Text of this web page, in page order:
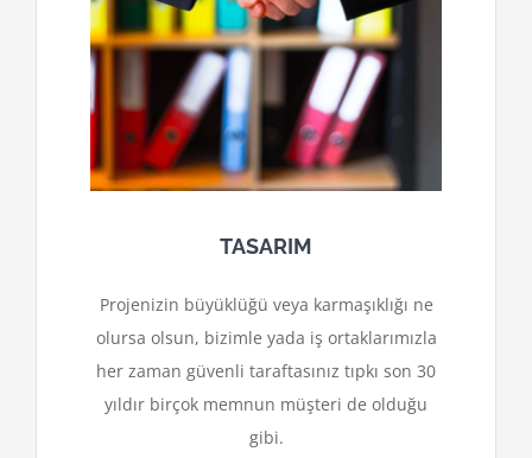
TASARIM
Projenizin büyüklüğü veya karmaşıklığı ne
olursa olsun, bizimle yada iş ortaklarımızla
her zaman güvenli taraftasınız tıpkı son 30
yıldır birçok memnun müşteri de olduğu
gibi.